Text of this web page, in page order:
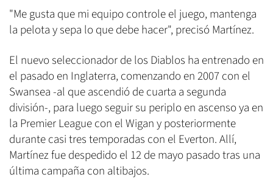
"Me gusta que mi equipo controle el juego, mantenga
la pelota y sepa lo que debe hacer", precisó Martínez.
El nuevo seleccionador de los Diablos ha entrenado en
el pasado en Inglaterra, comenzando en 2007 con el
Swansea -al que ascendió de cuarta a segunda
división-, para luego seguir su periplo en ascenso ya en
la Premier League con el Wigan y posteriormente
durante casi tres temporadas con el Everton. Allí,
Martínez fue despedido el 12 de mayo pasado tras una
última campaña con altibajos.